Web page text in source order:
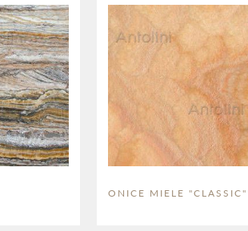
ONICE MIELE "CLASSIC"